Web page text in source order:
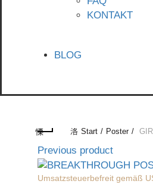
KONTAKT
BLOG
Start Poster
Previous product
Umsatzsteuerbefreit gemäß